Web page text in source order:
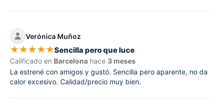
Verónica Muñoz
★★★★★Sencilla pero que luce
Calificado en Barcelona hace 3 meses
La estrené con amigos y gustó. Sencilla pero aparente, no da
calor excesivo. Calidad/precio muy bien.